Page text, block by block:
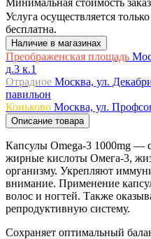
Минимальная стоимость
Услуга осуществляется
бесплатна.
Наличие в магазинах
Преображенская площадь
д.3 к.1
Отрадное Москва, ул.
павильон
Коньково Москва, ул.
Описание товара
Капсулы Omega-3 1000mg —
жирные кислоты Омега-3,
организму. Укрепляют
внимание. Применение
волос и ногтей. Также
репродуктивную систему.
Сохраняет оптимальный